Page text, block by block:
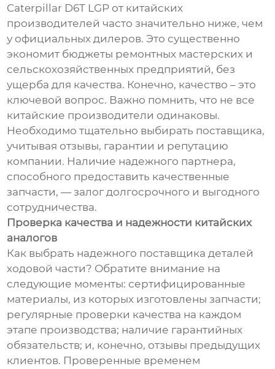
Caterpillar D6T LGP от китайских
производителей часто значительно ниже, чем
у официальных дилеров. Это существенно
экономит бюджеты ремонтных мастерских и
сельскохозяйственных предприятий, без
ущерба для качества. Конечно, качество – это
ключевой вопрос. Важно помнить, что не все
китайские производители одинаковы.
Необходимо тщательно выбирать поставщика,
учитывая отзывы, гарантии и репутацию
компании. Наличие надежного партнера,
способного предоставить качественные
запчасти, — залог долгосрочного и выгодного
сотрудничества.
Проверка качества и надежности китайских
аналогов
Как выбрать надежного поставщика деталей
ходовой части? Обратите внимание на
следующие моменты: сертифицированные
материалы, из которых изготовлены запчасти;
регулярные проверки качества на каждом
этапе производства; наличие гарантийных
обязательств; и, конечно, отзывы предыдущих
клиентов. Проверенные временем